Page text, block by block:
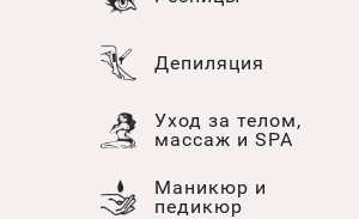
Депиляция
Уход за телом,
массаж и SPA
Маникюр и
педикюр